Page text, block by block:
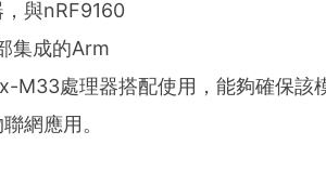
，與nRF9160
集成的Arm
M33處理器搭配使用，能夠確保該
網應用。